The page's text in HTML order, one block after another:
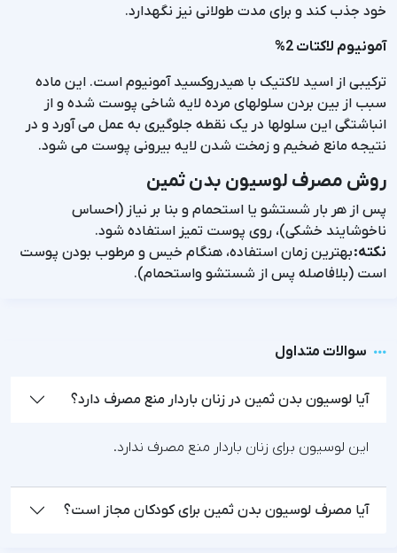
خود جذب کند و برای مدت طولانی نیز نگهدارد.
آمونیوم لاکتات 2%
ترکیبی از اسید لاکتیک با هیدروکسید آمونیوم است. این ماده
سبب از بین بردن سلولهای مرده لایه شاخی پوست شده و از
انباشتگی این سلولها در یک نقطه جلوگیری به عمل می آورد و در
نتیجه مانع ضخیم و زمخت شدن لایه بیرونی پوست می شود.
روش مصرف لوسیون بدن ثمین
پس از هر بار شستشو یا استحمام و بنا بر نیاز (احساس
ناخوشایند خشکی)، روی پوست تمیز استفاده شود.
نکته:بهترین زمان استفاده، هنگام خیس و مرطوب بودن پوست
است (بلافاصله پس از شستشو واستحمام).
سوالات متداول
آیا لوسیون بدن ثمین در زنان باردار منع مصرف دارد؟
این لوسیون برای زنان باردار منع مصرف ندارد.
آیا مصرف لوسیون بدن ثمین برای کودکان مجاز است؟